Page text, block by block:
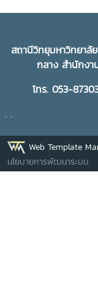
สถานีวิทยุมหาวิทยาลั
กลาง สำนักงา
โทร. 053-
. .
Web Template
นโยบายการพัฒนาระบบ